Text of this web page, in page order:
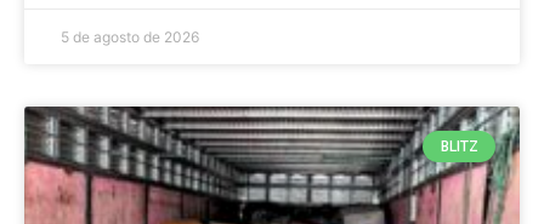
5 de agosto de 2026
BLITZ